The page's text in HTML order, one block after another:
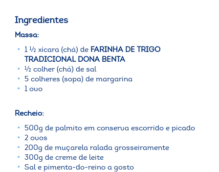
Ingredientes
Massa:
1 ½ xícara (chá) de FARINHA DE TRIGO
TRADICIONAL DONA BENTA
½ colher (chá) de sal
5 colheres (sopa) de margarina
1 ovo
Recheio:
500g de palmito em conserva escorrido e picado
2 ovos
200g de muçarela ralada grosseiramente
300g de creme de leite
Sal e pimenta-do-reino a gosto